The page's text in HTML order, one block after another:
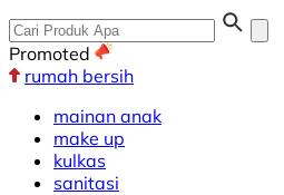
Promoted
rumah bersih
mainan anak
make up
kulkas
sanitasi